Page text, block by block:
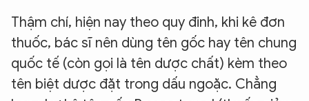
Thậm chí, hiện nay theo quy đinh, khi kê đơn
thuốc, bác sĩ nên dùng tên gốc hay tên chung
quốc tế (còn gọi là tên dược chất) kèm theo
tên biệt dược đặt trong dấu ngoặc. Chẳng